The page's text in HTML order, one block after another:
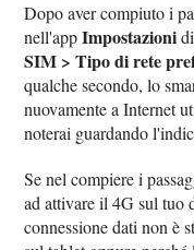
Dopo aver compiuto i
nell'appImpostazioni
SIM > Tipo di rete
qualche secondo, lo
nuovamente a Internet
noterai guardando
Se nel compiere i
ad attivare il 4G sul tuo
connessione dati non è